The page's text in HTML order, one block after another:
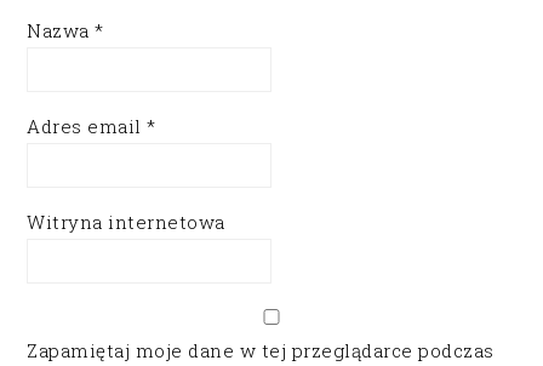
Nazwa*
Adres email*
Witryna internetowa
Zapamiętaj moje dane w tej przeglądarce podczas